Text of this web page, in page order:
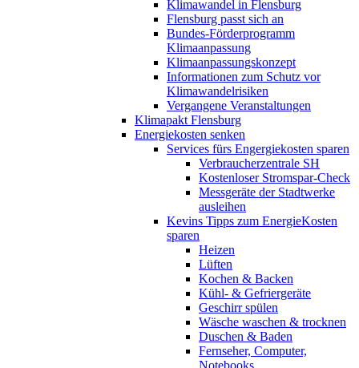
Klimawandel in Flensburg
Flensburg passt sich an
Bundes-Förderprogramm
Klimaanpassung
Klimaanpassungskonzept
Informationen zum Schutz vor
Klimawandelrisiken
Vergangene Veranstaltungen
Klimapakt Flensburg
Energiekosten senken
Services fürs Engergiekosten sparen
Verbraucherzentrale SH
Kostenloser Stromspar-Check
Messgeräte der Stadtwerke
ausleihen
Kevins Tipps zum EnergieKosten
sparen
Heizen
Lüften
Kochen & Backen
Kühl- & Gefriergeräte
Geschirr spülen
Wäsche waschen & trocknen
Duschen & Baden
Fernseher, Computer,
Notebooks